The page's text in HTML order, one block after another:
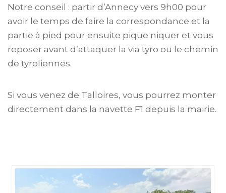
Notre conseil : partir d’Annecy vers 9h00 pour
avoir le temps de faire la correspondance et la
partie à pied pour ensuite pique niquer et vous
reposer avant d’attaquer la via tyro ou le chemin
de tyroliennes.
Si vous venez de Talloires, vous pourrez monter
directement dans la navette F1 depuis la mairie.